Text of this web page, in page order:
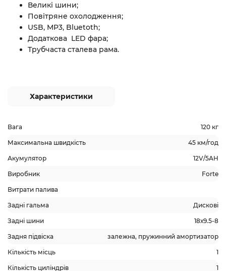
Великі шини;
Повітряне охолодження;
USB, MP3, Bluetoth;
Додаткова LED фара;
Трубчаста сталева рама.
Характеристики
Вага 120 кг
Максимальна швидкість 45 км/год
Акумулятор 12V/5AH
Виробник Forte
Витрати палива
Задні гальма Дискові
Задні шини 18х9.5-8
Задня підвіска залежна, пружинний амортизатор
Кількість місць 1
Кількість циліндрів 1